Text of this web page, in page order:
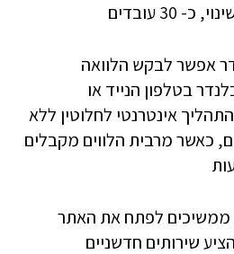
כ- 30 עובדים
אפשר לבקש הלוואה
בטלפון הנייד או
אינטרנטי לחלוטין ללא
כאשר מרבית הלווים מקבלים
ממשיכים לפתח את האתר
שירותים חדשניים